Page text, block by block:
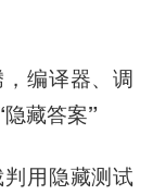
编译器、调
藏答案”
用隐藏测试